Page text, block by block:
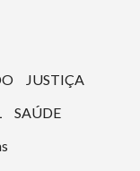
JUSTIÇA
SAÚDE